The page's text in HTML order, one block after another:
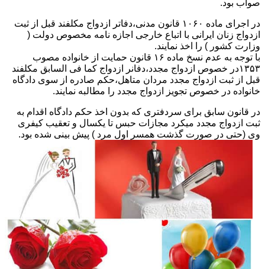
صواب بود.
در اجرای ماده ۱۰۶۰ قانون مدنی،دفاتر ازدواج مکلفند قبل از ثبت
ازدواج زنان ایرانی با اتباع خارجی اجازه نامه مخصوص دولت (
وزارت کشور ) را اخذ نمایند.
با توجه به عدم نسخ ماده ۱۶ قانون حمایت از خانواده مصوب
۱۳۵۳در خصوص ازدواج مجدد،دفانر ازدواج کما فی السابق مکلفند
قبل از ثبت ازدواج مجدد مردان متاهل،حکم صادره از سوی دادگاه
خانواده در خصوص تجویز ازدواج مجدد را مطالبه نمایند.
در قانون سابق برای سردفتری که بدون اخذ حکم دادگاه اقدام به
ثبت ازدواج مجدد میکرد مجازات حبس تا یکسال و تعقیب کیفری
وی (حتی در صورت گذشت همسر اول مرد ) پیش بینی شده بود.